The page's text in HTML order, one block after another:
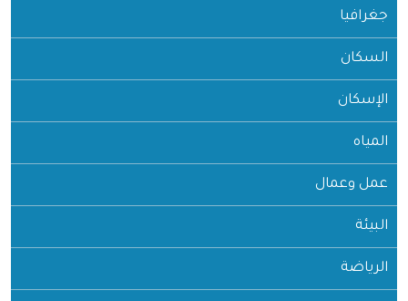
جغرافيا
السكان
الإسكان
المياه
عمل وعمال
البيئة
الرياضة